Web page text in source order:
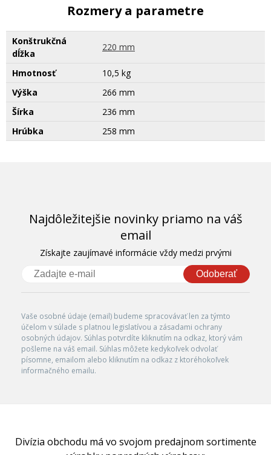
Rozmery a parametre
Konštrukčná
dĺžka
220 mm
Hmotnosť
10,5 kg
Výška
266 mm
Šírka
236 mm
Hrúbka
258 mm
Najdôležitejšie novinky priamo na váš
email
Získajte zaujímavé informácie vždy medzi prvými
Odoberať
Vaše osobné údaje (email) budeme spracovávať len za týmto
účelom v súlade s platnou legislatívou a zásadami ochrany
osobných údajov. Súhlas potvrdíte kliknutím na odkaz, ktorý vám
pošleme na váš email. Súhlas môžete kedykoľvek odvolať
písomne, emailom alebo kliknutím na odkaz z ktoréhokoľvek
informačného emailu.
Divízia obchodu má vo svojom predajnom sortimente